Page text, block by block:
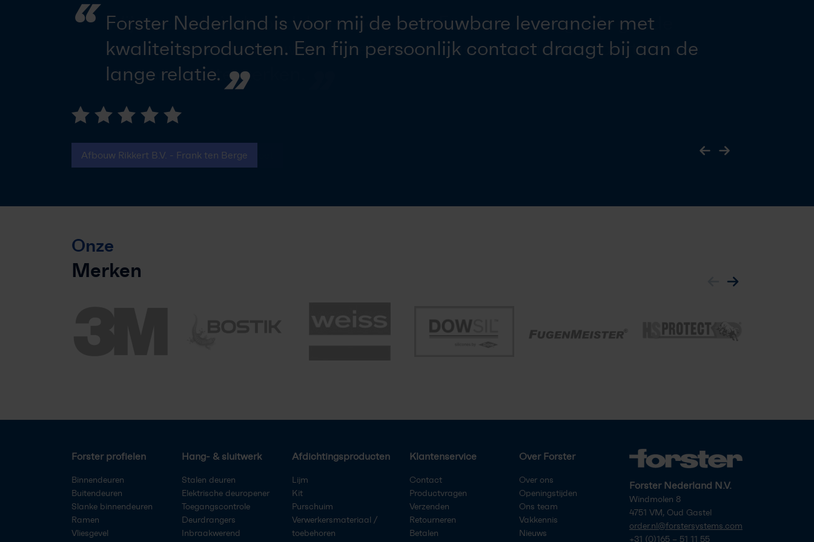
“ Forster Nederland is voor mij de betrouwbare leverancier met
kwaliteitsproducten. Een fijn persoonlijk contact draagt bij aan de
lange relatie. ”
Afbouw Rikkert B.V. - Frank ten Berge
Onze
Merken
Forster profielen
Binnendeuren
Buitendeuren
Slanke binnendeuren
Ramen
Vliesgevel
Hang- & sluitwerk
Stalen deuren
Elektrische deuropener
Toegangscontrole
Deurdrangers
Inbraakwerend
Afdichtingsproducten
Lijm
Kit
Purschuim
Verwerkersmateriaal /
toebehoren
Klantenservice
Contact
Productvragen
Verzenden
Retourneren
Betalen
Over Forster
Over ons
Openingstijden
Ons team
Vakkennis
Nieuws
Forster Nederland N.V.
Windmolen 8
4751 VM, Oud Gastel
order.nl@forstersystems.com
+31 (0)165 – 51 11 55